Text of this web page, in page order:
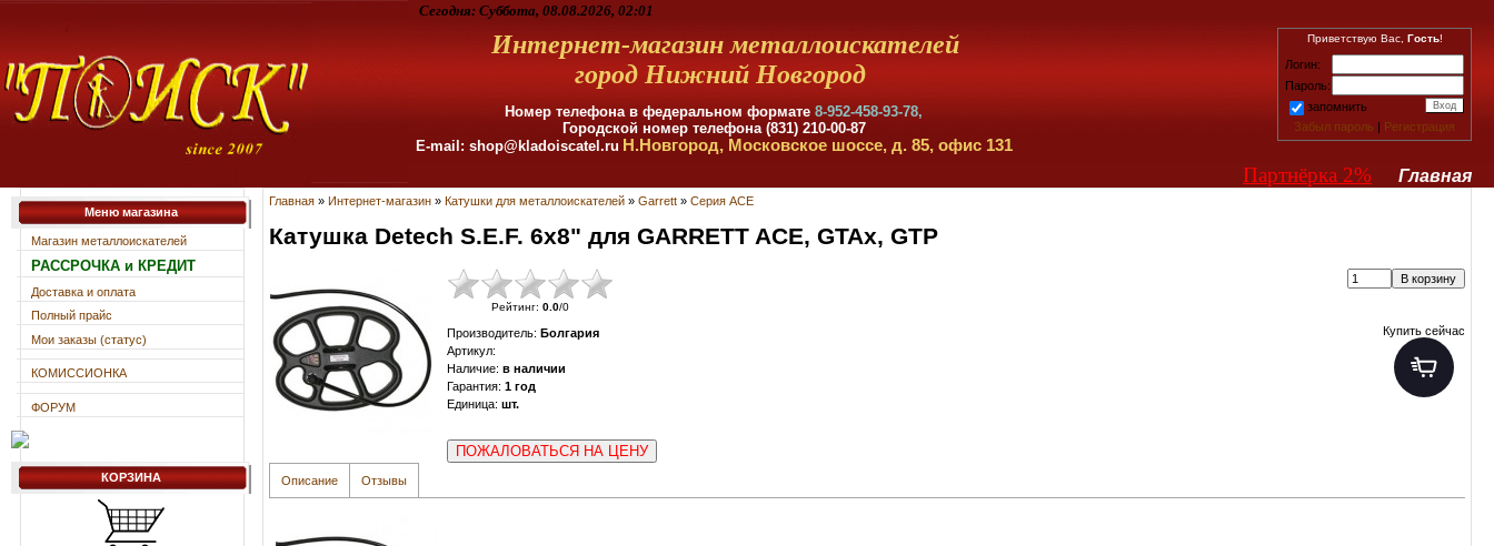
Сегодня: Суббота, 08.08.2026, 02:01
Интернет-магазин металлоискателей
город Нижний Новгород
Номер телефона в федеральном формате 8-952-458-93-78,
Городской номер телефона (831) 210-00-87
E-mail: shop@kladoiscatel.ru Н.Новгород, Московское шоссе, д. 85, офис 131
Приветствую Вас, Гость!
Логин:
Пароль:
запомнить
Забыл пароль | Регистрация
Партнёрка 2% Главная
Меню магазина
Магазин металлоискателей
РАССРОЧКА и КРЕДИТ
Доставка и оплата
Полный прайс
Мои заказы (статус)
КОМИССИОНКА
ФОРУМ
КОРЗИНА
Главная » Интернет-магазин » Катушки для металлоискателей » Garrett » Серия ACE
Катушка Detech S.E.F. 6x8" для GARRETT ACE, GTAx, GTP
Рейтинг: 0.0/0
Производитель: Болгария
Артикул:
Наличие: в наличии
Гарантия: 1 год
Единица: шт.
ПОЖАЛОВАТЬСЯ НА ЦЕНУ
Купить сейчас
Описание Отзывы